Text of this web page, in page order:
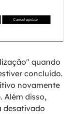
quando
concluído.
novamente
Além disso,
desativado